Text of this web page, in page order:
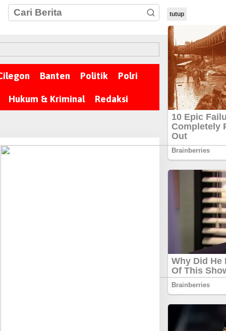
Banten Politik Polri
Hukum & Kriminal Redaksi
tutup